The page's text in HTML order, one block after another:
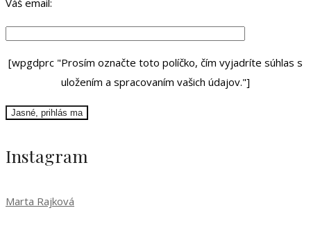
Váš email:
[wpgdprc "Prosím označte toto políčko, čím vyjadríte súhlas s
uložením a spracovaním vašich údajov."]
Instagram
Marta Rajková